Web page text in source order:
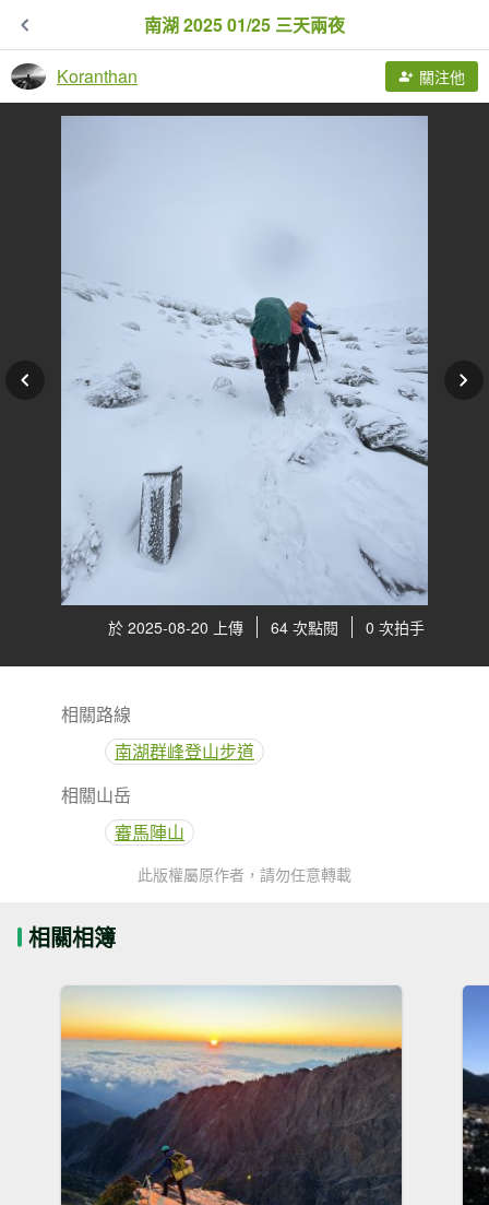
南湖 2025 01/25 三天兩夜
Koranthan 關注他
於 2025-08-20 上傳 64 次點閱 0 次拍手
相關路線
南湖群峰登山步道
相關山岳
審馬陣山
此版權屬原作者，請勿任意轉載
相關相簿